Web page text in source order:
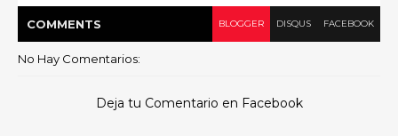
COMMENTS BLOGGER DISQUS FACEBOOK
No Hay Comentarios:
Deja tu Comentario en Facebook